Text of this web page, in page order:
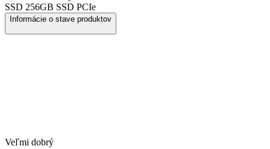
SSD 256GB SSD PCIe
Informácie o stave produktov
Veľmi dobrý